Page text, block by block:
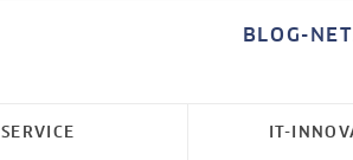
BLOG-
SERVICE IT-